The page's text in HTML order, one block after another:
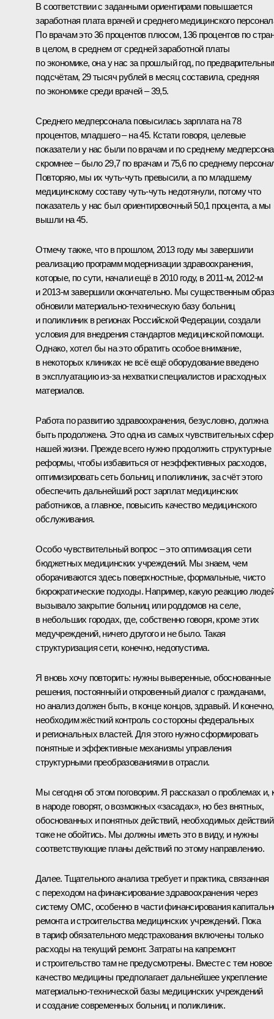
В соответствии с заданными ориентирами повышается
заработная плата врачей и среднего медицинского
По врачам это 36 процентов плюсом, 136 процентов по
в целом, в среднем от средней заработной платы
по экономике, она у нас за прошлый год, по
подсчётам, 29 тысяч рублей в месяц составила, средняя
по экономике среди врачей – 39,5.
Среднего медперсонала повысилась зарплата на 78
процентов, младшего – на 45. Кстати говоря, целевые
показатели у нас были по врачам и по среднему
скромнее – было 29,7 по врачам и 75,6 по среднему
Повторяю, мы их чуть-чуть превысили, а по младшему
медицинскому составу чуть-чуть недотянули, потому что
показатель у нас был ориентировочный 50,1 процента, а мы
вышли на 45.
Отмечу также, что в прошлом, 2013 году мы завершили
реализацию программ модернизации здравоохранения,
которые, по сути, начали ещё в 2010 году, в 2011-м, 2012-м
и 2013-м завершили окончательно. Мы существенным
обновили материально-техническую базу больниц
и поликлиник в регионах Российской Федерации, создали
условия для внедрения стандартов медицинской помощи.
Однако, хотел бы на это обратить особое внимание,
в некоторых клиниках не всё ещё оборудование введено
в эксплуатацию из‑за нехватки специалистов и расходных
материалов.
Работа по развитию здравоохранения, безусловно, должна
быть продолжена. Это одна из самых чувствительных сфер
нашей жизни. Прежде всего нужно продолжить структурные
реформы, чтобы избавиться от неэффективных расходов,
оптимизировать сеть больниц и поликлиник, за счёт этого
обеспечить дальнейший рост зарплат медицинских
работников, а главное, повысить качество медицинского
обслуживания.
Особо чувствительный вопрос – это оптимизация сети
бюджетных медицинских учреждений. Мы знаем, чем
оборачиваются здесь поверхностные, формальные, чисто
бюрократические подходы. Например, какую реакцию
вызывало закрытие больниц или роддомов на селе,
в небольших городах, где, собственно говоря, кроме этих
медучреждений, ничего другого и не было. Такая
структуризация сети, конечно, недопустима.
Я вновь хочу повторить: нужны выверенные, обоснованные
решения, постоянный и откровенный диалог с гражданами,
но анализ должен быть, в конце концов, здравый. И конечно,
необходим жёсткий контроль со стороны федеральных
и региональных властей. Для этого нужно сформировать
понятные и эффективные механизмы управления
структурными преобразованиями в отрасли.
Мы сегодня об этом поговорим. Я рассказал о проблемах и,
в народе говорят, о возможных «засадах», но без внятных,
обоснованных и понятных действий, необходимых действий
тоже не обойтись. Мы должны иметь это в виду, и нужны
соответствующие планы действий по этому направлению.
Далее. Тщательного анализа требует и практика, связанная
с переходом на финансирование здравоохранения через
систему ОМС, особенно в части финансирования
ремонта и строительства медицинских учреждений. Пока
в тариф обязательного медстрахования включены только
расходы на текущий ремонт. Затраты на капремонт
и строительство там не предусмотрены. Вместе с тем новое
качество медицины предполагает дальнейшее укрепление
материально-технической базы медицинских учреждений
и создание современных больниц и поликлиник.